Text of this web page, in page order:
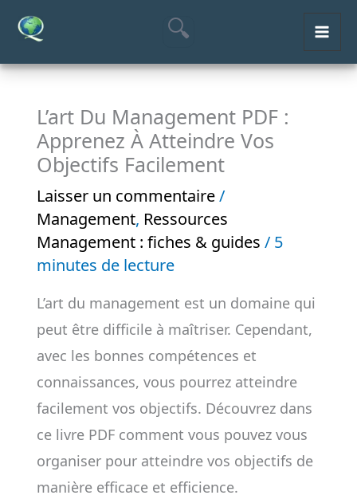
Aller
contenu
L’art Du Management PDF :
Apprenez À Atteindre Vos
Objectifs Facilement
Laisser un commentaire /
Management, Ressources
Management : fiches & guides / 5
minutes de lecture
L’art du management est un domaine qui
peut être difficile à maîtriser. Cependant,
avec les bonnes compétences et
connaissances, vous pourrez atteindre
facilement vos objectifs. Découvrez dans
ce livre PDF comment vous pouvez vous
organiser pour atteindre vos objectifs de
manière efficace et efficience.